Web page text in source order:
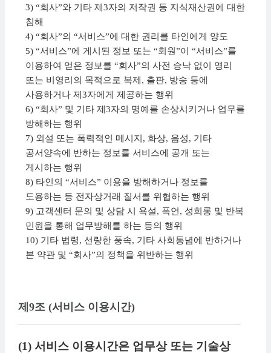
3) “회사”와 기타 제3자의 저작권 등 지식재산권에 대한
침해
4) “회사”의 “서비스”에 대한 권리를 타인에게 양도
5) “서비스”에 게시된 정보 또는 “회원”이 “서비스”를
이용하여 얻은 정보를 “회사”의 사전 승낙 없이 영리
또는 비영리의 목적으로 복제, 출판, 방송 등에
사용하거나 제3자에게 제공하는 행위
6) “회사” 및 기타 제3자의 명예를 손상시키거나 업무를
방해하는 행위
7) 외설 또는 폭력적인 메시지, 화상, 음성, 기타
공서양속에 반하는 정보를 서비스에 공개 또는
게시하는 행위
8) 타인의 “서비스” 이용을 방해하거나 정보를
도용하는 등 전자상거래 질서를 위협하는 행위
9) 고객센터 문의 및 상담 시 욕설, 폭언, 성희롱 및 반복
민원을 통해 업무방해를 하는 등의 행위
10) 기타 법령, 선량한 풍속, 기타 사회통념에 반하거나
본 약관 및 “회사”의 정책을 위반하는 행위
제9조 (서비스 이용시간)
(1) 서비스 이용시간은 업무상 또는 기술상